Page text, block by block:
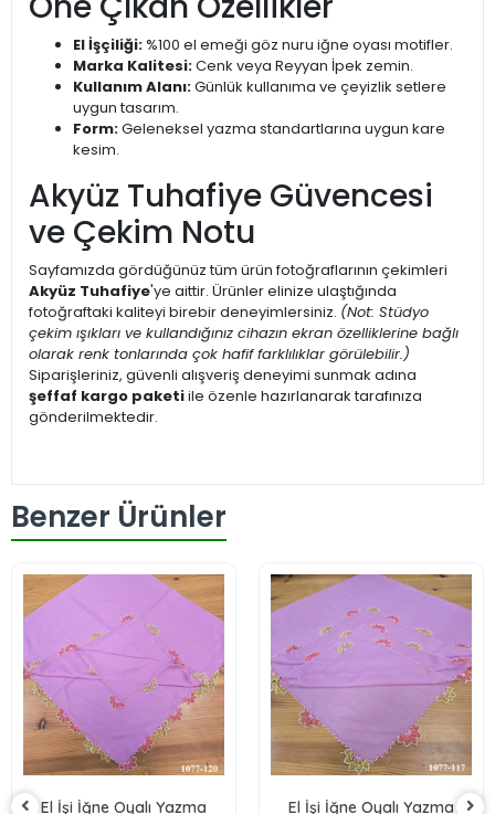
El İşçiliği: %100 el emeği göz nuru iğne oyası motifler.
Marka Kalitesi:Cenk veya Reyyan İpek zemin.
Kullanım Alanı:Günlük kullanıma ve çeyizlik setlere
uygun tasarım.
Form:Geleneksel yazma standartlarına uygun kare
kesim.
Akyüz Tuhafiye Güvencesi
ve Çekim Notu
Sayfamızda gördüğünüz tüm ürün fotoğraflarının çekimleri
Akyüz Tuhafiye'ye aittir. Ürünler elinize ulaştığında
fotoğraftaki kaliteyi birebir deneyimlersiniz. (Not: Stüdyo
çekim ışıkları ve kullandığınız cihazın ekran özelliklerine bağlı
olarak renk tonlarında çok hafif farklılıklar görülebilir.)
Siparişleriniz, güvenli alışveriş deneyimi sunmak adına
şeffaf kargo paketiile özenle hazırlanarak tarafınıza
gönderilmektedir.
Benzer Ürünler
El İşi İğne Oyalı Yazma
El İşi İğne Oyalı Yazma